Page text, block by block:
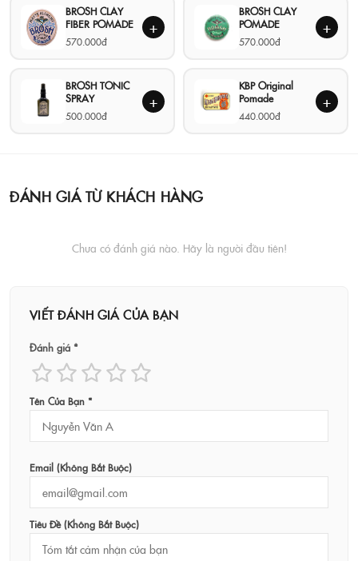
BROSH CLAY
FIBER POMADE
570.000đ
+
BROSH CLAY
POMADE
570.000đ
+
BROSH TONIC
SPRAY
500.000đ
+
KBP Original
Pomade
440.000đ
+
ĐÁNH GIÁ TỪ KHÁCH HÀNG
Chưa có đánh giá nào. Hãy là người đầu tiên!
VIẾT ĐÁNH GIÁ CỦA BẠN
Đánh giá *
Tên Của Bạn *
Email (không Bắt Buộc)
Tiêu Đề (không Bắt Buộc)